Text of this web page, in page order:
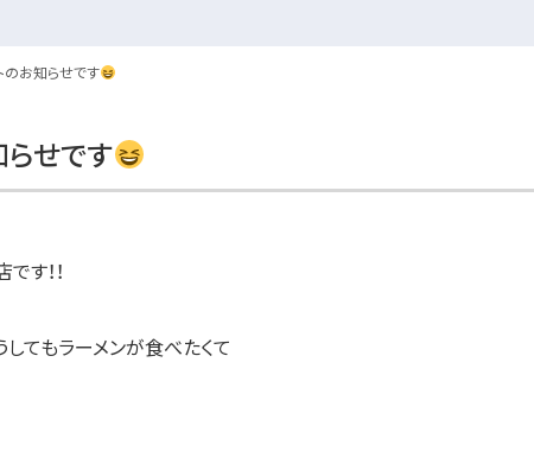
のお知らせです
せです
す！！
してもラーメンが食べたくて